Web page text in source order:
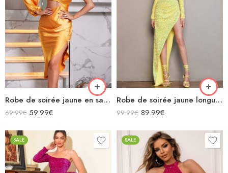
Robe de soirée jaune en satin moulante midi asymétrique manches longues avec découpe
69.99€ 59.99€
Robe de soirée jaune longue moulante à paillettes manches longues avec découpe fendue
99.99€ 89.99€
SALE SALE